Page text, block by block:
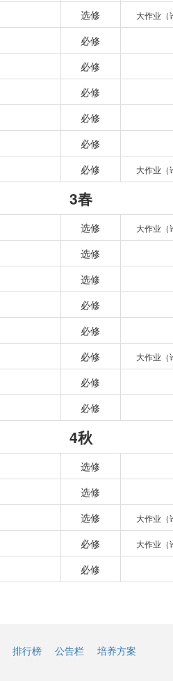
选修 大作业（
必修
必修
必修
必修
必修
必修 大作业（
3春
选修 大作业（
选修
选修
必修
必修
必修 大作业（
必修
必修
4秋
选修
选修
选修 大作业（
必修 大作业（
必修
排行榜 公告栏
培养方案